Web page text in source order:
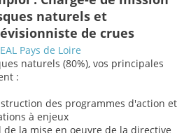
naturels et
de crues
Pays de Loire
naturels (80%), vos principales
:
des programmes d'action et
à enjeux
la mise en oeuvre de la directive